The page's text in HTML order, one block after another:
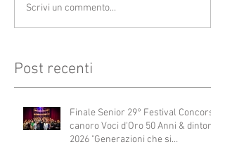
Scrivi un commento...
Post recenti
Finale Senior 29° Festival Concorso
canoro Voci d'Oro 50 Anni & dintorni
2026 "Generazioni che si